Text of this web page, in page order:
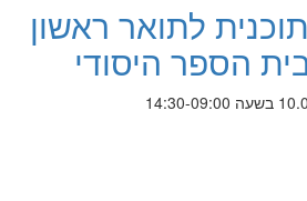
לתואר ראשון
הספר היסודי
09:00